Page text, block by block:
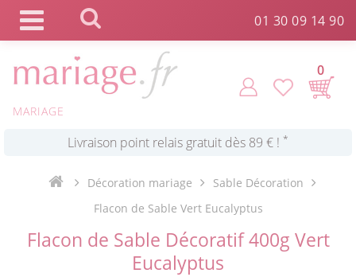
01 30 09 14 90
MARIAGE
0
Commande expédiée en 24h !
Décoration mariage
Sable Décoration
Flacon de Sable Vert Eucalyptus
Flacon de Sable Décoratif 400g Vert
Eucalyptus
Panneau de gestion des cookies